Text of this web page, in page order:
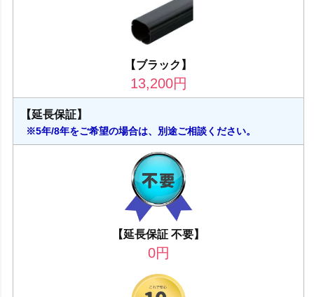
【ブラック】
13,200円
【延長保証】
※5年/8年をご希望の場合は、別途ご相談ください。
【延長保証 不要】
0円